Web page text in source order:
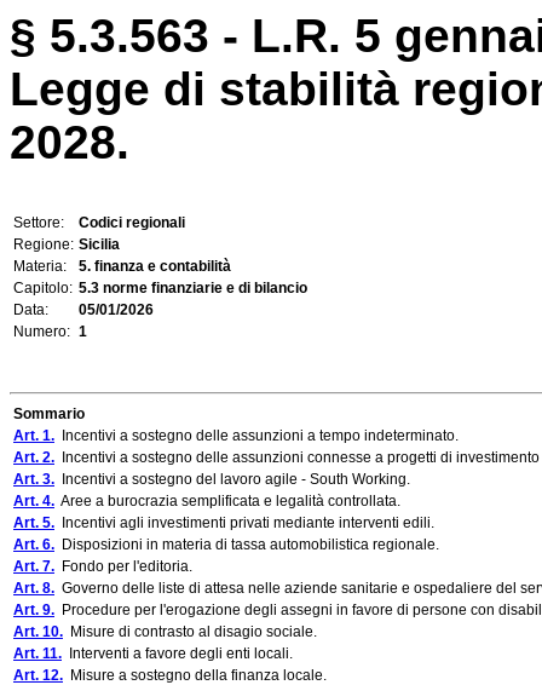
§ 5.3.563 - L.R. 5
Legge di stabilità
2028.
Settore:
Codici regionali
Regione: Sicilia
Materia:
5. finanza e contabilità
Capitolo: 5.3 norme finanziarie e di bilancio
Data:
05/01/2026
Numero: 1
Sommario
Art. 1. Incentivi a sostegno delle assunzioni a tempo indeterminato.
Art. 2. Incentivi a sostegno delle assunzioni connesse a progetti di
Art. 3. Incentivi a sostegno del lavoro agile - South Working.
Art. 4. Aree a burocrazia semplificata e legalità controllata.
Art. 5. Incentivi agli investimenti privati mediante interventi edili.
Art. 6. Disposizioni in materia di tassa automobilistica regionale.
Art. 7. Fondo per l'editoria.
Art. 8. Governo delle liste di attesa nelle aziende sanitarie e ospedaliere del
Art. 9. Procedure per l'erogazione degli assegni in favore di persone con
Art. 10. Misure di contrasto al disagio sociale.
Art. 11. Interventi a favore degli enti locali.
Art. 12. Misure a sostegno della finanza locale.